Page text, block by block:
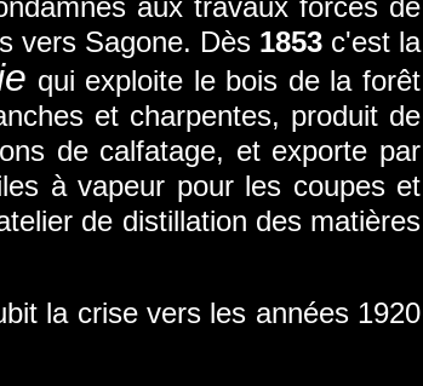
vers Sagone. Dès 1853c'est la
qui exploite le bois de la forêt
et charpentes, produit de
de calfatage, et exporte par
à vapeur pour les coupes et
de distillation des matières
vers les années 1920